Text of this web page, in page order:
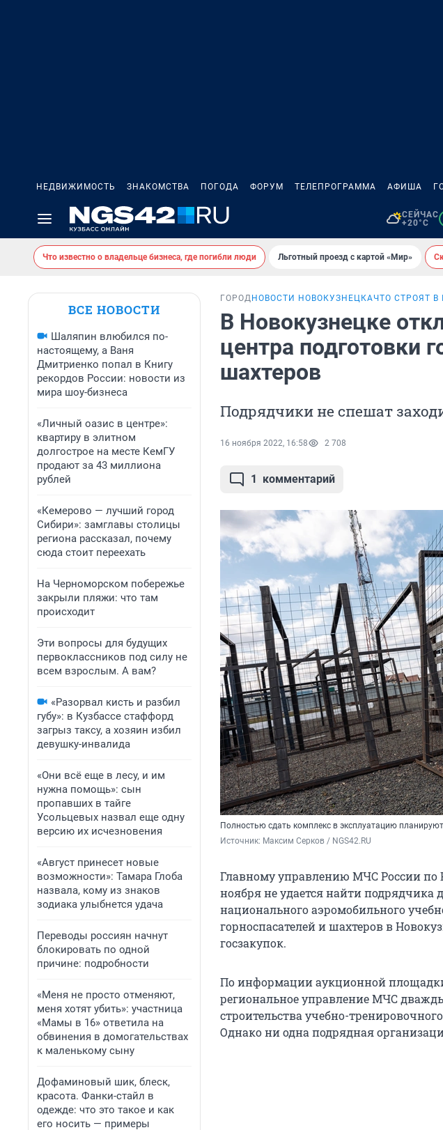
НЕДВИЖИМОСТЬ ЗНАКОМСТВА ПОГОДА ФОРУМ ТЕЛЕПРОГРАММА АФИША
СЕЙЧАС
+20°C
Что известно о владельце бизнеса, где погибли люди Льготный проезд с картой «Мир»
ВСЕ НОВОСТИ
Шаляпин влюбился по-
настоящему, а Ваня
Дмитриенко попал в Книгу
рекордов России: новости из
мира шоу-бизнеса
«Личный оазис в центре»:
квартиру в элитном
долгострое на месте КемГУ
продают за 43 миллиона
рублей
«Кемерово — лучший город
Сибири»: замглавы столицы
региона рассказал, почему
сюда стоит переехать
На Черноморском побережье
закрыли пляжи: что там
происходит
Эти вопросы для будущих
первоклассников под силу не
всем взрослым. А вам?
«Разорвал кисть и разбил
губу»: в Кузбассе стаффорд
загрыз таксу, а хозяин избил
девушку-инвалида
«Они всё еще в лесу, и им
нужна помощь»: сын
пропавших в тайге
Усольцевых назвал еще одну
версию их исчезновения
«Август принесет новые
возможности»: Тамара Глоба
назвала, кому из знаков
зодиака улыбнется удача
Переводы россиян начнут
блокировать по одной
причине: подробности
«Меня не просто отменяют,
меня хотят убить»: участница
«Мамы в 16» ответила на
обвинения в домогательствах
к маленькому сыну
Дофаминовый шик, блеск,
красота. Фанки-стайл в
одежде: что это такое и как
его носить — примеры
ГОРОД НОВОСТИ НОВОКУЗНЕЦКАЧТО СТРОЯТ В
В Новокузнецке
центра подготовки
шахтеров
Подрядчики не спешат
16 ноября 2022, 16:58 2 708
1 комментарий
Полностью сдать комплекс в эксплуатацию
Источник: Максим Серков / NGS42.RU
Главному управлению МЧС России по
ноября не удается найти подрядчика
национального аэромобильного
горноспасателей и шахтеров в
госзакупок.
По информации аукционной
региональное управление МЧС
строительства учебно-
Однако ни одна подрядная